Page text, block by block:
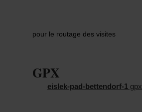
pour le routage des visites
GPX
eislek-pad-bettendorf-1gpx